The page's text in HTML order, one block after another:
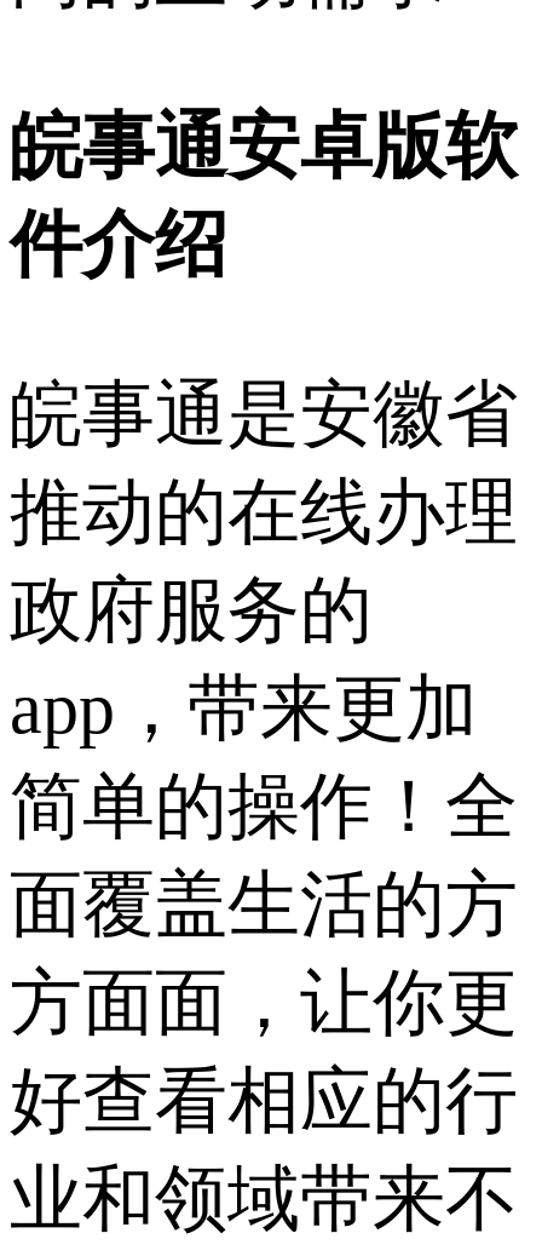
皖事通安卓版软
件介绍
皖事通是安徽省
推动的在线办理
政府服务的
app，带来更加
简单的操作！全
面覆盖生活的方
方面面，让你更
好查看相应的行
业和领域带来不